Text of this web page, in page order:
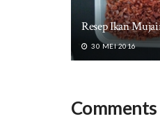
Resep Ikan
30 MEI 2016
Comments